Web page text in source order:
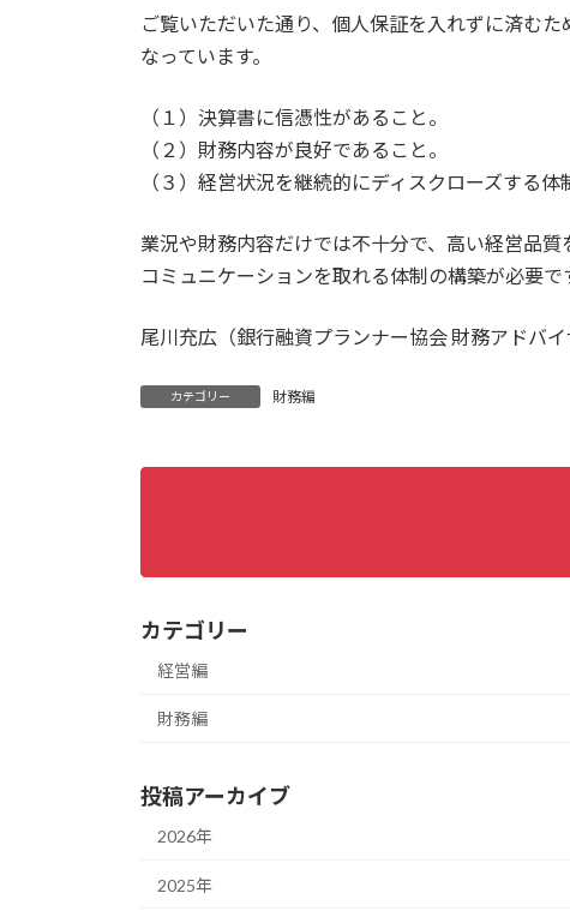
ご覧いただいた通り、個人保証を入れずに済む
なっています。
（１）決算書に信憑性があること。
（２）財務内容が良好であること。
（３）経営状況を継続的にディスクローズする体
業況や財務内容だけでは不十分で、高い経営品
コミュニケーションを取れる体制の構築が必要で
尾川充広（銀行融資プランナー協会 財務アドバイ
カテゴリー 財務編
カテゴリー
経営編
財務編
投稿アーカイブ
2026年
2025年